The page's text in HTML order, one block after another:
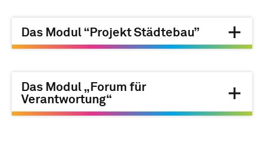
Das Modul “Projekt Städtebau”
Das Modul „Forum für
Verantwortung“